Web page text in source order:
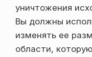
уничтожения
Вы должны
изменять ее
области,